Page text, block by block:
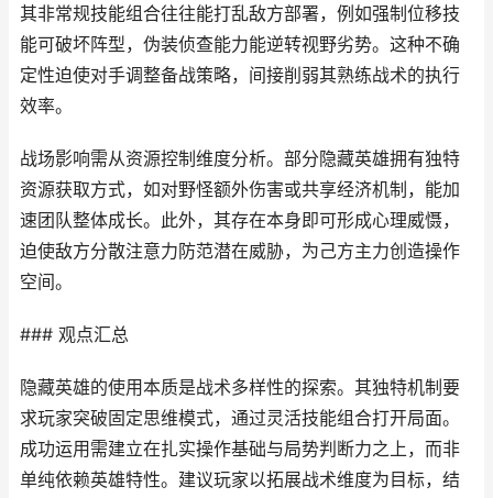
其非常规技能组合往往能打乱敌方部署，例如强制位移技
能可破坏阵型，伪装侦查能力能逆转视野劣势。这种不确
定性迫使对手调整备战策略，间接削弱其熟练战术的执行
效率。
战场影响需从资源控制维度分析。部分隐藏英雄拥有独特
资源获取方式，如对野怪额外伤害或共享经济机制，能加
速团队整体成长。此外，其存在本身即可形成心理威慑，
迫使敌方分散注意力防范潜在威胁，为己方主力创造操作
空间。
### 观点汇总
隐藏英雄的使用本质是战术多样性的探索。其独特机制要
求玩家突破固定思维模式，通过灵活技能组合打开局面。
成功运用需建立在扎实操作基础与局势判断力之上，而非
单纯依赖英雄特性。建议玩家以拓展战术维度为目标，结